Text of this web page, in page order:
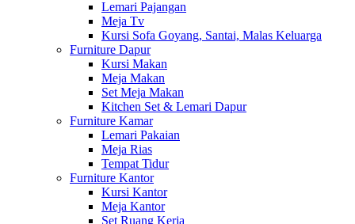
Lemari Pajangan
Meja Tv
Kursi Sofa Goyang, Santai, Malas Keluarga
Furniture Dapur
Kursi Makan
Meja Makan
Set Meja Makan
Kitchen Set & Lemari Dapur
Furniture Kamar
Lemari Pakaian
Meja Rias
Tempat Tidur
Furniture Kantor
Kursi Kantor
Meja Kantor
Set Ruang Kerja